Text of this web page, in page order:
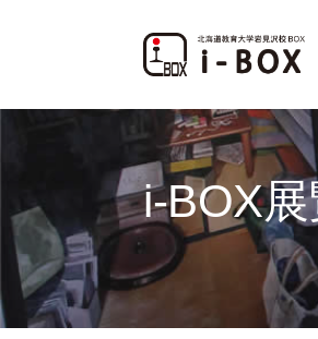
i-BOX